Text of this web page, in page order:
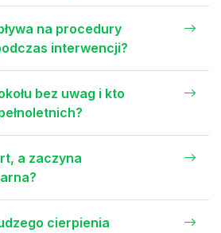
na procedury
interwencji?
bez uwag i kto
a zaczyna
cierpienia